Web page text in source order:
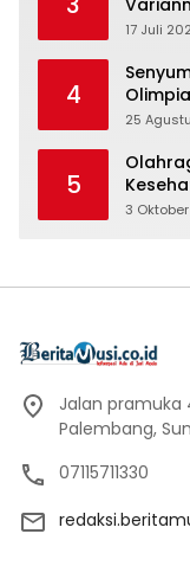
17 Juli
4
25
5
3
Jalan pramuka
Palembang,
07115711330